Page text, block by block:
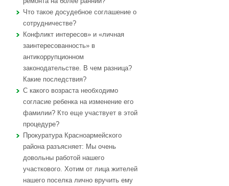
Что такое досудебное соглашение о
сотрудничестве?
Конфликт интересов» и «личная
заинтересованность» в
антикоррупционном
законодательстве. В чем разница?
Какие последствия?
С какого возраста необходимо
согласие ребенка на изменение его
фамилии? Кто еще участвует в этой
процедуре?
Прокуратура Красноармейского
района разъясняет: Мы очень
довольны работой нашего
участкового. Хотим от лица жителей
нашего поселка лично вручить ему